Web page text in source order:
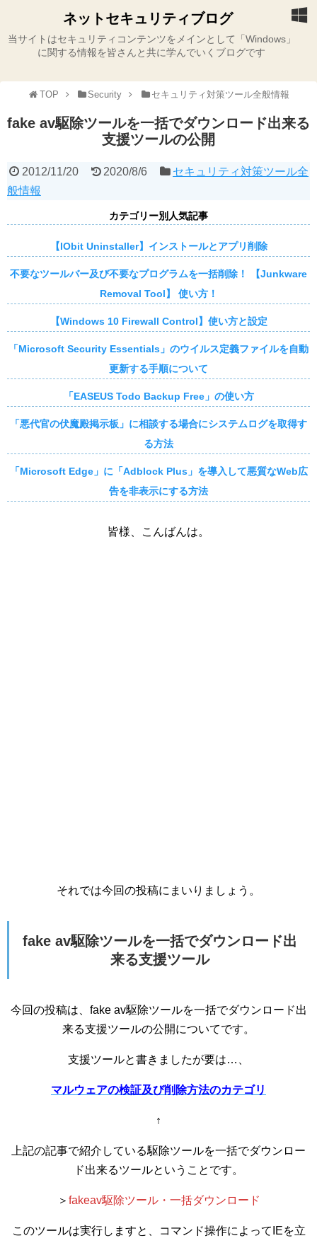
ネットセキュリティブログ
当サイトはセキュリティコンテンツをメインとして「Windows」
に関する情報を皆さんと共に学んでいくブログです
TOP Security セキュリティ対策ツール全般情報
fake av駆除ツールを一括でダウンロード出来る
支援ツールの公開
2012/11/20 2020/8/6
セキュリティ対策ツール全
般情報
カテゴリー別人気記事
【IObit Uninstaller】インストールとアプリ削除
不要なツールバー及び不要なプログラムを一括削除！ 【Junkware
Removal Tool】 使い方！
【Windows 10 Firewall Control】使い方と設定
「Microsoft Security Essentials」のウイルス定義ファイルを自動
更新する手順について
「EASEUS Todo Backup Free」の使い方
「悪代官の伏魔殿掲示板」に相談する場合にシステムログを取得す
る方法
「Microsoft Edge」に「Adblock Plus」を導入して悪質なWeb広
告を非表示にする方法
皆様、こんばんは。
それでは今回の投稿にまいりましょう。
fake av駆除ツールを一括でダウンロード出
来る支援ツール
今回の投稿は、fake av駆除ツールを一括でダウンロード出
来る支援ツールの公開についてです。
支援ツールと書きましたが要は…、
マルウェアの検証及び削除方法のカテゴリ
↑
上記の記事で紹介している駆除ツールを一括でダウンロー
ド出来るツールということです。
＞ fakeav駆除ツール・一括ダウンロード
このツールは実行しますと、コマンド操作によってIEを立